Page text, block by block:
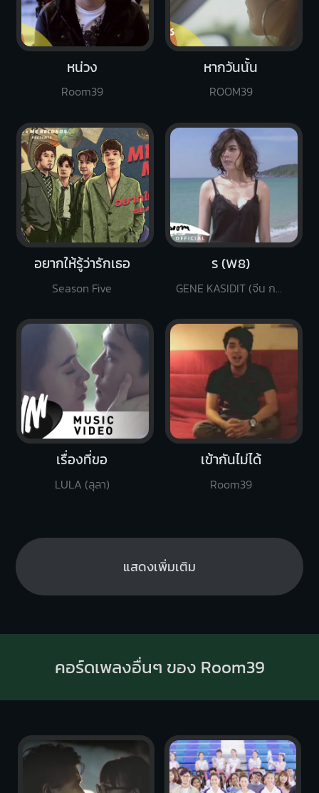
หน่วง
Room39
หากวันนั้น
ROOM39
อยากให้รู้ว่ารักเธอ
Season Five
ร (W8)
GENE KASIDIT (จีน กษิดิศ)
เรื่องที่ขอ
LULA (ลุลา)
เข้ากันไม่ได้
Room39
แสดงเพิ่มเติม
คอร์ดเพลงอื่นๆ ของ Room39